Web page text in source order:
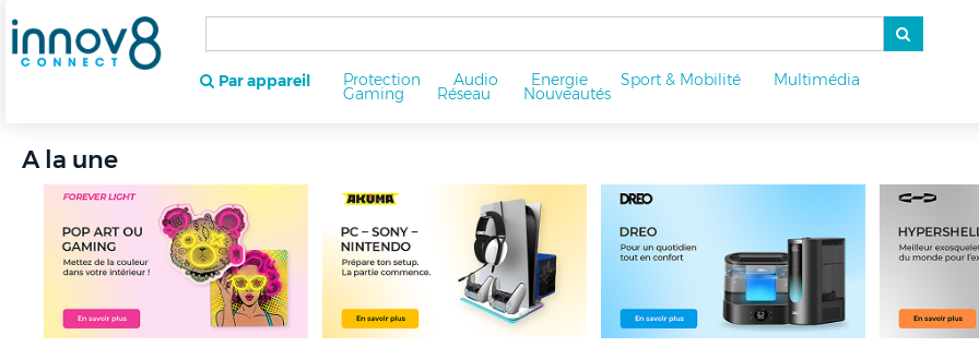
Par appareil Protection Audio Energie Sport & Mobilité Multimédia
Gaming Réseau Nouveautés
A la une